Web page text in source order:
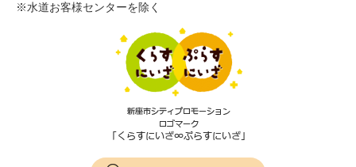
※水道お客様センターを除く